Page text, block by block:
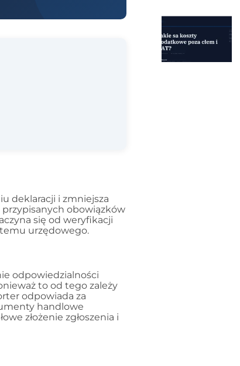
deklaracji i zmniejsza
przypisanych obowiązków
się od weryfikacji
urzędowego.
odpowiedzialności
to od tego zależy
odpowiada za
handlowe
złożenie zgłoszenia i